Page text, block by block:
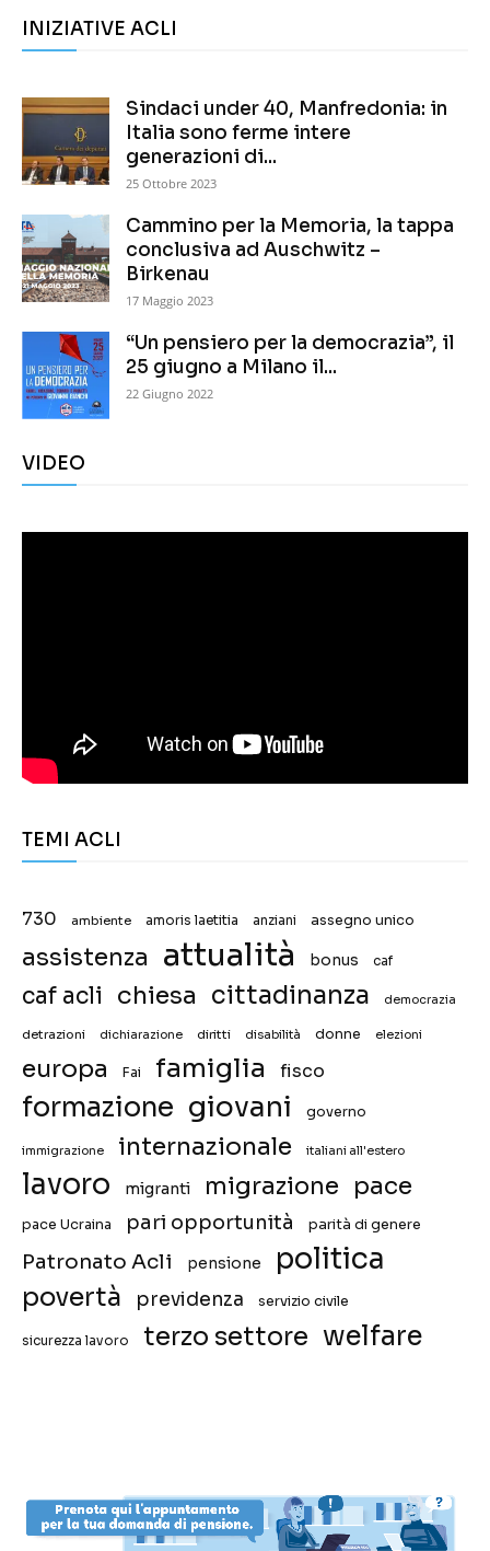
INIZIATIVE ACLI
Sindaci under 40, Manfredonia: in
Italia sono ferme intere
generazioni di...
25 Ottobre 2023
Cammino per la Memoria, la tappa
conclusiva ad Auschwitz –
Birkenau
17 Maggio 2023
“Un pensiero per la democrazia”, il
25 giugno a Milano il...
22 Giugno 2022
VIDEO
TEMI ACLI
730 ambiente amoris laetitia anziani assegno unico
assistenza attualità bonus caf
caf acli chiesa cittadinanza democrazia
detrazioni dichiarazione diritti disabilità donne elezioni
europa Fai famiglia fisco
formazione giovani governo
immigrazione internazionale italiani all'estero
lavoro migranti migrazione pace
pace Ucraina pari opportunità parità di genere
Patronato Acli pensione politica
povertà previdenza servizio civile
sicurezza lavoro terzo settore welfare